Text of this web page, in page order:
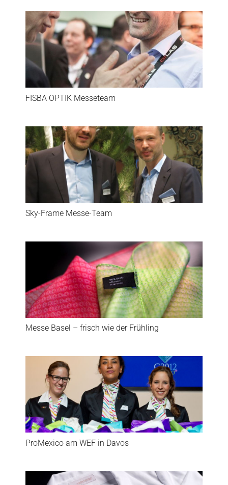
FISBA OPTIK Messeteam
Sky-Frame Messe-Team
Messe Basel – frisch wie der Frühling
ProMexico am WEF in Davos